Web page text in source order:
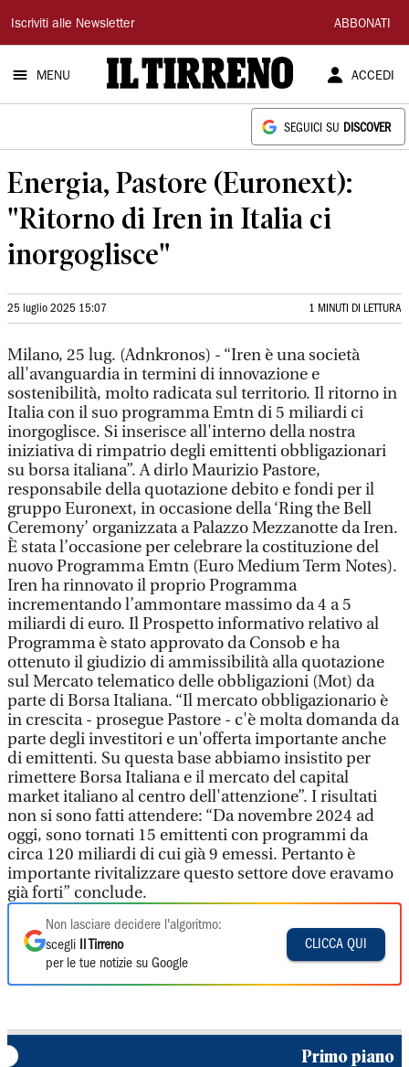
Il
Tirreno
Iscriviti alle Newsletter ABBONATI
MENU ACCEDI
SEGUICI SU DISCOVER
Energia, Pastore (Euronext):
"Ritorno di Iren in Italia ci
inorgoglisce"
25 luglio 2025 15:07 1 MINUTI DI LETTURA
Milano, 25 lug. (Adnkronos) - “Iren è una società
all'avanguardia in termini di innovazione e
sostenibilità, molto radicata sul territorio. Il ritorno in
Italia con il suo programma Emtn di 5 miliardi ci
inorgoglisce. Si inserisce all'interno della nostra
iniziativa di rimpatrio degli emittenti obbligazionari
su borsa italiana”. A dirlo Maurizio Pastore,
responsabile della quotazione debito e fondi per il
gruppo Euronext, in occasione della ‘Ring the Bell
Ceremony’ organizzata a Palazzo Mezzanotte da Iren.
È stata l’occasione per celebrare la costituzione del
nuovo Programma Emtn (Euro Medium Term Notes).
Iren ha rinnovato il proprio Programma
incrementando l’ammontare massimo da 4 a 5
miliardi di euro. Il Prospetto informativo relativo al
Programma è stato approvato da Consob e ha
ottenuto il giudizio di ammissibilità alla quotazione
sul Mercato telematico delle obbligazioni (Mot) da
parte di Borsa Italiana. “Il mercato obbligazionario è
in crescita - prosegue Pastore - c'è molta domanda da
parte degli investitori e un'offerta importante anche
di emittenti. Su questa base abbiamo insistito per
rimettere Borsa Italiana e il mercato del capital
market italiano al centro dell'attenzione”. I risultati
non si sono fatti attendere: “Da novembre 2024 ad
oggi, sono tornati 15 emittenti con programmi da
circa 120 miliardi di cui già 9 emessi. Pertanto è
importante rivitalizzare questo settore dove eravamo
già forti” conclude.
Non lasciare decidere l'algoritmo:
scegli
Il Tirreno
per le tue notizie su Google
CLICCA QUI
Primo piano